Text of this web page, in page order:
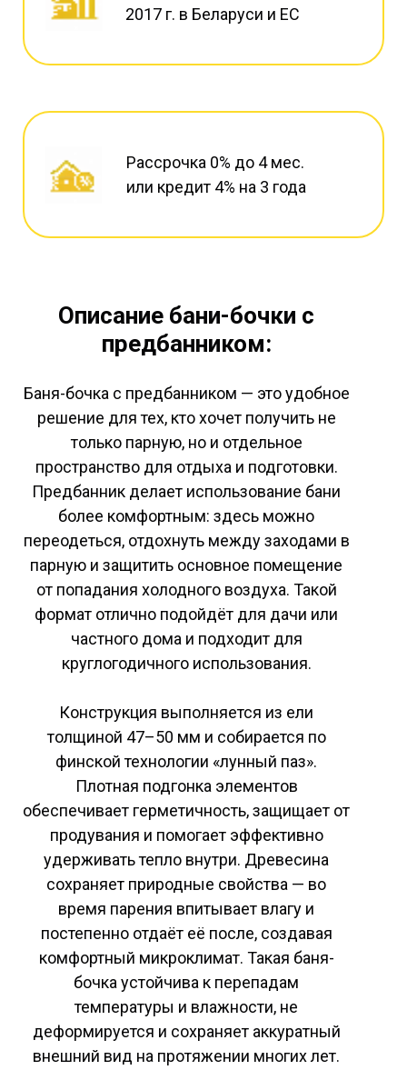
2017 г. в Беларуси и ЕС
Рассрочка 0% до 4 мес.
или кредит 4% на 3 года
Описание бани-бочки с
предбанником:
Баня-бочка с предбанником — это удобное
решение для тех, кто хочет получить не
только парную, но и отдельное
пространство для отдыха и подготовки.
Предбанник делает использование бани
более комфортным: здесь можно
переодеться, отдохнуть между заходами в
парную и защитить основное помещение
от попадания холодного воздуха. Такой
формат отлично подойдёт для дачи или
частного дома и подходит для
круглогодичного использования.
Конструкция выполняется из ели
толщиной 47–50 мм и собирается по
финской технологии «лунный паз».
Плотная подгонка элементов
обеспечивает герметичность, защищает от
продувания и помогает эффективно
удерживать тепло внутри. Древесина
сохраняет природные свойства — во
время парения впитывает влагу и
постепенно отдаёт её после, создавая
комфортный микроклимат. Такая баня-
бочка устойчива к перепадам
температуры и влажности, не
деформируется и сохраняет аккуратный
внешний вид на протяжении многих лет.